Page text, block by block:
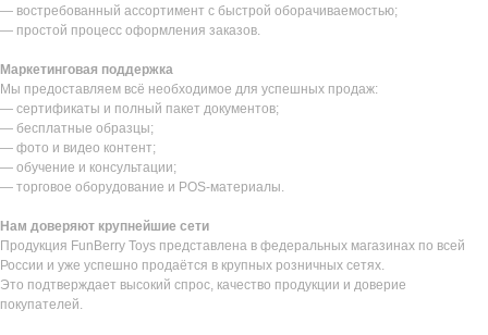
— востребованный ассортимент с быстрой оборачиваемостью;
— простой процесс оформления заказов.
Маркетинговая поддержка
Мы предоставляем всё необходимое для успешных продаж:
— сертификаты и полный пакет документов;
— бесплатные образцы;
— фото и видео контент;
— обучение и консультации;
— торговое оборудование и POS-материалы.
Нам доверяют крупнейшие сети
Продукция FunBerry Toys представлена в федеральных магазинах по всей
России и уже успешно продаётся в крупных розничных сетях.
Это подтверждает высокий спрос, качество продукции и доверие
покупателей.